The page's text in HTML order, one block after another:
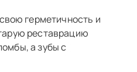
герметичность и
реставрацию
а зубы с